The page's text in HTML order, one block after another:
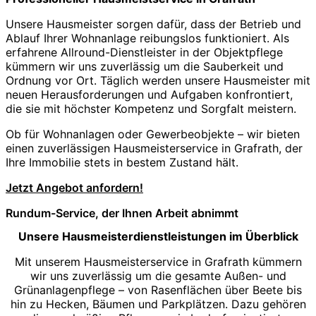
Unsere Hausmeister sorgen dafür, dass der Betrieb und
Ablauf Ihrer Wohnanlage reibungslos funktioniert. Als
erfahrene Allround-Dienstleister in der Objektpflege
kümmern wir uns zuverlässig um die Sauberkeit und
Ordnung vor Ort. Täglich werden unsere Hausmeister mit
neuen Herausforderungen und Aufgaben konfrontiert,
die sie mit höchster Kompetenz und Sorgfalt meistern.
Ob für Wohnanlagen oder Gewerbeobjekte – wir bieten
einen zuverlässigen Hausmeisterservice in Grafrath, der
Ihre Immobilie stets in bestem Zustand hält.
Jetzt Angebot anfordern!
Rundum-Service, der Ihnen Arbeit abnimmt
Unsere Hausmeisterdienstleistungen im Überblick
Mit unserem Hausmeisterservice in Grafrath kümmern
wir uns zuverlässig um die gesamte Außen- und
Grünanlagenpflege – von Rasenflächen über Beete bis
hin zu Hecken, Bäumen und Parkplätzen. Dazu gehören